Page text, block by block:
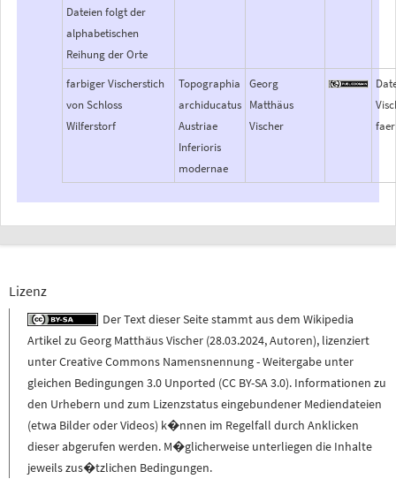
Dateien folgt der
alphabetischen
Reihung der Orte
farbiger Vischerstich
von Schloss
Wilferstorf
Topographia
archiducatus
Austriae
Inferioris
modernae
Georg
Matthäus
Vischer
Lizenz
Der Text dieser Seite stammt aus dem Wikipedia
Artikel zu Georg Matthäus Vischer (28.03.2024,Autoren), lizenziert
unterCreative Commons Namensnennung - Weitergabe unter
gleichen Bedingungen 3.0 Unported (CC BY-SA 3.0). Informationen zu
den Urhebern und zum Lizenzstatus eingebundener Mediendateien
(etwa Bilder oder Videos) k�nnen im Regelfall durch Anklicken
dieser abgerufen werden. M�glicherweise unterliegen die Inhalte
jeweils zus�tzlichen Bedingungen.